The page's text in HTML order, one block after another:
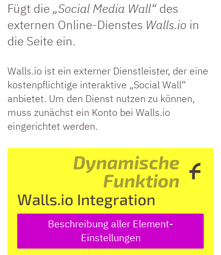
Fügt die „Social Media Wall“des
externen Online-Dienstes Walls.io in
die Seite ein.
Walls.io ist ein externer Dienstleister, der eine
kostenpflichtige interaktive „Social Wall“
anbietet. Um den Dienst nutzen zu können,
muss zunächst ein Konto bei Walls.io
eingerichtet werden.
Dynamische
Funktion
Walls.io Integration
Beschreibung aller Element-
Einstellungen